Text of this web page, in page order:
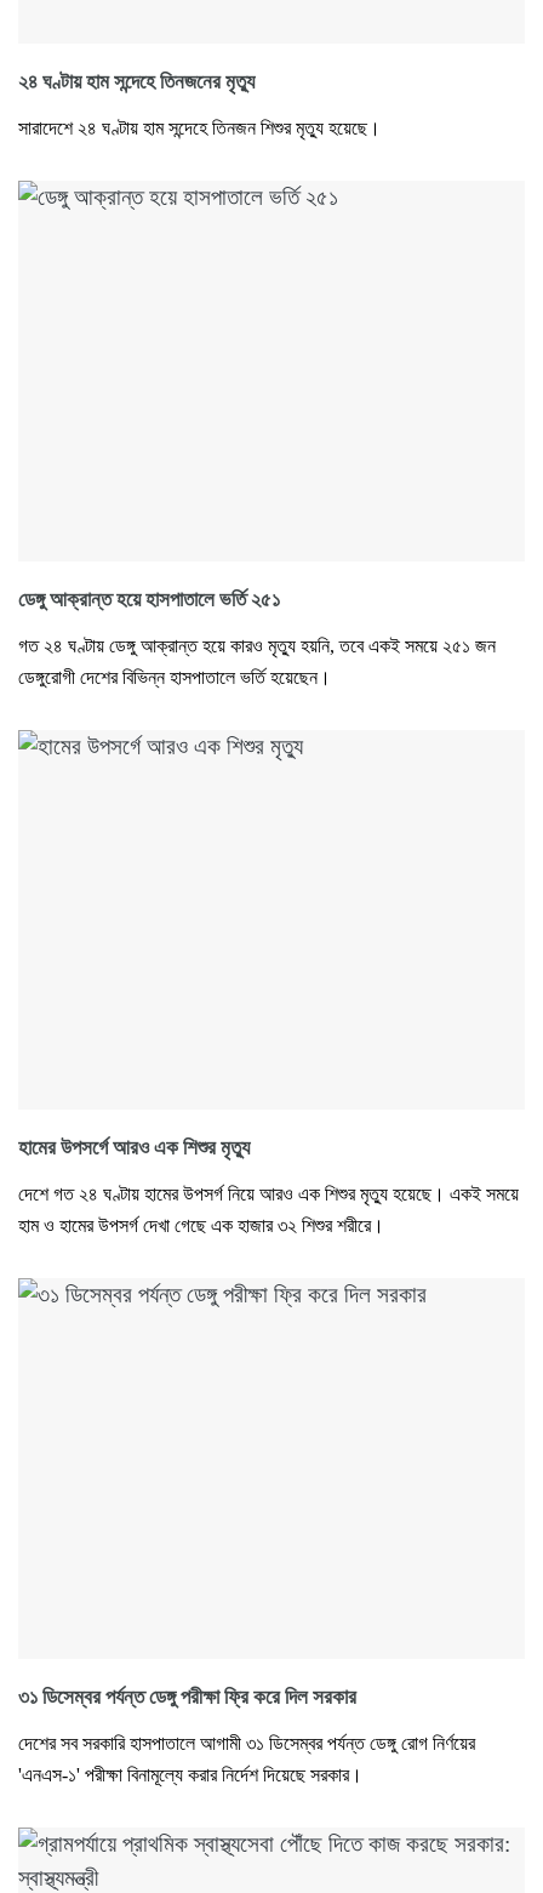
২৪ ঘণ্টায় হাম সন্দেহে তিনজনের মৃত্যু
সারাদেশে ২৪ ঘণ্টায় হাম সন্দেহে তিনজন শিশুর মৃত্যু হয়েছে।
ডেঙ্গু আক্রান্ত হয়ে হাসপাতালে ভর্তি ২৫১
গত ২৪ ঘণ্টায় ডেঙ্গু আক্রান্ত হয়ে কারও মৃত্যু হয়নি, তবে একই সময়ে ২৫১ জন
ডেঙ্গুরোগী দেশের বিভিন্ন হাসপাতালে ভর্তি হয়েছেন।
হামের উপসর্গে আরও এক শিশুর মৃত্যু
দেশে গত ২৪ ঘণ্টায় হামের উপসর্গ নিয়ে আরও এক শিশুর মৃত্যু হয়েছে। একই সময়ে
হাম ও হামের উপসর্গ দেখা গেছে এক হাজার ৩২ শিশুর শরীরে।
৩১ ডিসেম্বর পর্যন্ত ডেঙ্গু পরীক্ষা ফ্রি করে দিল সরকার
দেশের সব সরকারি হাসপাতালে আগামী ৩১ ডিসেম্বর পর্যন্ত ডেঙ্গু রোগ নির্ণয়ের
'এনএস-১' পরীক্ষা বিনামূল্যে করার নির্দেশ দিয়েছে সরকার।